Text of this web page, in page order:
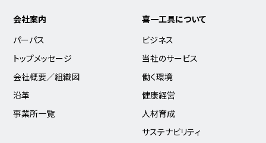
会社案内
パーパス
トップメッセージ
会社概要／組織図
沿革
事業所一覧
喜一工具について
ビジネス
当社のサービス
働く環境
健康経営
人材育成
サステナビリティ